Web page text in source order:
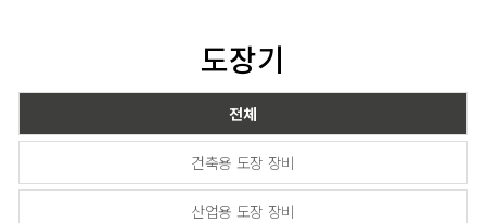
도장기
전체
건축용 도장 장비
산업용 도장 장비